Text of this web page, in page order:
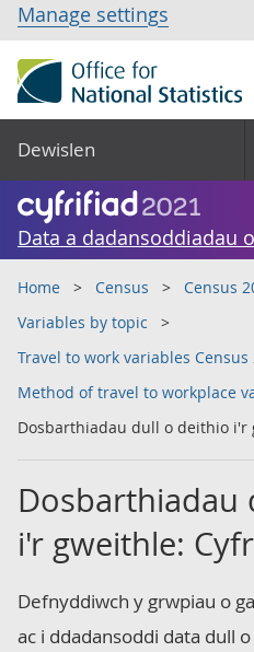
Manage settings
Dewislen
Data a dadansoddiadau
Home Census
Census
Variables by topic
Travel to work variables Census
Method of travel to workplace
Dosbarthiadau dull o deithio i'r
Dosbarthiadau
i'r gweithle:
Defnyddiwch y grwpiau o
ac i ddadansoddi data dull